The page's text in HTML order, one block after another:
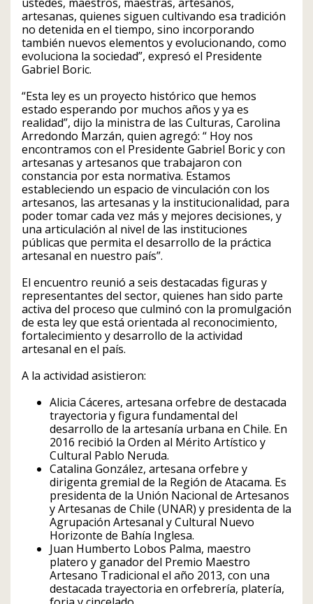
artesanas, quienes siguen cultivando esa tradición
no detenida en el tiempo, sino incorporando
también nuevos elementos y evolucionando, como
evoluciona la sociedad”, expresó el Presidente
Gabriel Boric.
“Esta ley es un proyecto histórico que hemos
estado esperando por muchos años y ya es
realidad”, dijo la ministra de las Culturas, Carolina
Arredondo Marzán, quien agregó: “ Hoy nos
encontramos con el Presidente Gabriel Boric y con
artesanas y artesanos que trabajaron con
constancia por esta normativa. Estamos
estableciendo un espacio de vinculación con los
artesanos, las artesanas y la institucionalidad, para
poder tomar cada vez más y mejores decisiones, y
una articulación al nivel de las instituciones
públicas que permita el desarrollo de la práctica
artesanal en nuestro país”.
El encuentro reunió a seis destacadas figuras y
representantes del sector, quienes han sido parte
activa del proceso que culminó con la promulgación
de esta ley que está orientada al reconocimiento,
fortalecimiento y desarrollo de la actividad
artesanal en el país.
A la actividad asistieron:
Alicia Cáceres, artesana orfebre de destacada
trayectoria y figura fundamental del
desarrollo de la artesanía urbana en Chile. En
2016 recibió la Orden al Mérito Artístico y
Cultural Pablo Neruda.
Catalina González, artesana orfebre y
dirigenta gremial de la Región de Atacama. Es
presidenta de la Unión Nacional de Artesanos
y Artesanas de Chile (UNAR) y presidenta de la
Agrupación Artesanal y Cultural Nuevo
Horizonte de Bahía Inglesa.
Juan Humberto Lobos Palma, maestro
platero y ganador del Premio Maestro
Artesano Tradicional el año 2013, con una
destacada trayectoria en orfebrería, platería,